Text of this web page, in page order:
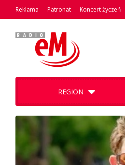
Reklama Patronat Koncert życzeń
REGION